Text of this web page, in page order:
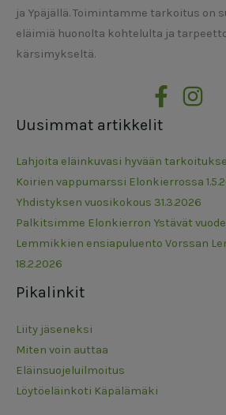
ja Ypäjällä. Toimintamme tarkoitus on
eläimiä huonolta kohtelulta ja
kärsimykseltä.
Uusimmat artikkelit
Lahjoita eläinkuvasi hyvään
Koirien vappumarssi Elonkierrossa
Yhdistyksen vuosikokous 31.3.2026
Palkitsimme Elonkierron Ystävät
Lemmikkien ensiapuluento Vorssan
18.2.2026
Pikalinkit
Liity jäseneksi
Miten voin auttaa
Eläinsuojeluilmoitus
Löytöeläinkoti Käpälämäki